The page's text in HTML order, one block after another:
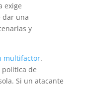
exige
dar una
y
multifactor.
política de
Si un atacante